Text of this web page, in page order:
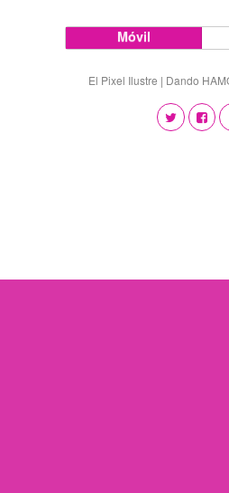
Móvil
El Pixel Ilustre | Dando